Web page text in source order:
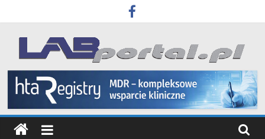
to
content
Labportal
Laboratoria
Aparatura
Badania